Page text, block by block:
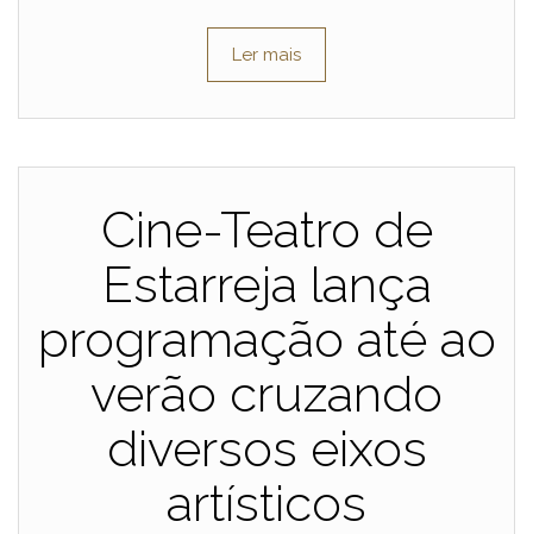
Ler mais
Cine-Teatro de
Estarreja lança
programação até ao
verão cruzando
diversos eixos
artísticos